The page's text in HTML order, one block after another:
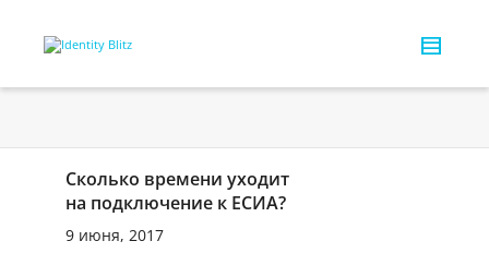
Сколько времени уходит
на подключение к ЕСИА?
9 июня, 2017